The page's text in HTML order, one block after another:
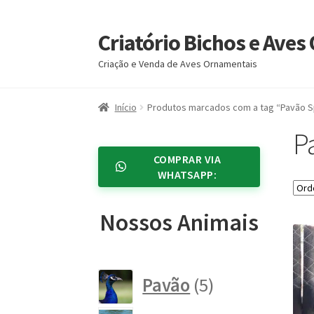
Pular
para
navegação
Pular
para
o
Criatório Bichos e
Criação e Venda de Aves Ornamentais
Início Produtos marcados com a tag “Pavão
COMPRAR VIA
WHATSAPP:
Nossos Animais
Pavão 55